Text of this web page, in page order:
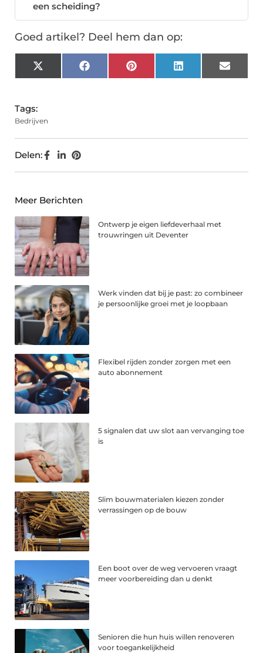
een scheiding?
Goed artikel? Deel hem dan op:
X
(Twitter)
FacebookPinterest LinkedIn Email
Tags:
Bedrijven
Delen:
Meer Berichten
Ontwerp je eigen liefdeverhaal met
trouwringen uit Deventer
Werk vinden dat bij je past: zo combineer
je persoonlijke groei met je loopbaan
Flexibel rijden zonder zorgen met een
auto abonnement
5 signalen dat uw slot aan vervanging toe
is
Slim bouwmaterialen kiezen zonder
verrassingen op de bouw
Een boot over de weg vervoeren vraagt
meer voorbereiding dan u denkt
Senioren die hun huis willen renoveren
voor toegankelijkheid